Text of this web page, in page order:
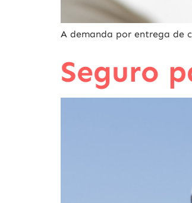
A demanda por entrega de
Seguro